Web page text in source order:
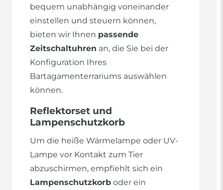
bequem unabhängig voneinander
einstellen und steuern können,
bieten wir Ihnen passende
Zeitschaltuhren an, die Sie bei der
Konfiguration Ihres
Bartagamenterrariums auswählen
können.
Reflektorset und
Lampenschutzkorb
Um die heiße Wärmelampe oder UV-
Lampe vor Kontakt zum Tier
abzuschirmen, empfiehlt sich ein
Lampenschutzkorb oder ein